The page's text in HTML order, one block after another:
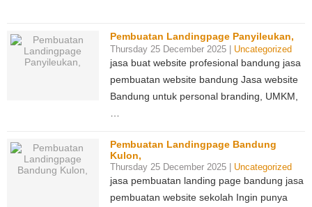
Pembuatan Landingpage Panyileukan,
Thursday 25 December 2025 | Uncategorized
jasa buat website profesional bandung jasa
pembuatan website bandung Jasa website
Bandung untuk personal branding, UMKM,
Pembuatan Landingpage Bandung
Kulon,
Thursday 25 December 2025 | Uncategorized
jasa pembuatan landing page bandung jasa
pembuatan website sekolah Ingin punya